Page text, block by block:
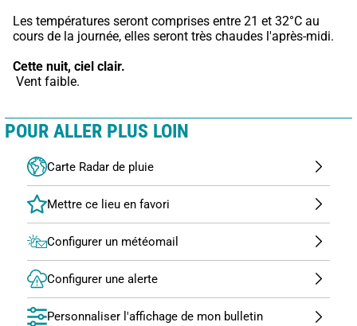
Les températures seront comprises entre 21 et 32°C au
cours de la journée, elles seront très chaudes l'après-midi.
Cette nuit, ciel clair.
Vent faible.
POUR ALLER PLUS LOIN
Carte Radar de pluie
Configurer un météomail
Configurer une alerte
Personnaliser l'affichage de mon bulletin